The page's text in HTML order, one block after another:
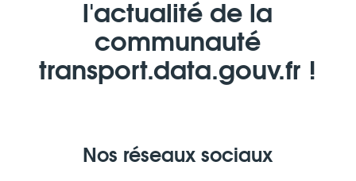
l'actualité de la
communauté
transport.data.gouv.fr !
Nos réseaux sociaux